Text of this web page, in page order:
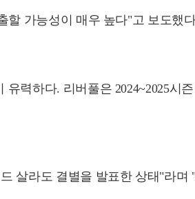
할 가능성이 매우 높다"고 보도했
력하다. 리버풀은 2024~2025시
살라도 결별을 발표한 상태"라며